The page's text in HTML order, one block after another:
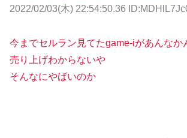
2022/02/03(木) 22:54:50.36
今までセルラン見てたgame-iがあんなか
売り上げわからないや
そんなにやばいのか